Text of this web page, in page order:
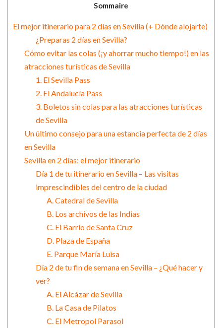
Sommaire
El mejor itinerario para 2 días en Sevilla (+ Dónde alojarte)
¿Preparas 2 días en Sevilla?
Cómo evitar las colas (¡y ahorrar mucho tiempo!) en las
atracciones turísticas de Sevilla
1. El Sevilla Pass
2. El Andalucía Pass
3. Boletos sin colas para las atracciones turísticas
de Sevilla
Un último consejo para una estancia perfecta de 2 días
en Sevilla
Sevilla en 2 días: el mejor itinerario
Día 1 de tu itinerario en Sevilla – Las visitas
imprescindibles del centro de la ciudad
A. Catedral de Sevilla
B. Los archivos de las Indias
C. El Barrio de Santa Cruz
D. Plaza de España
E. Parque María Luisa
Día 2 de tu fin de semana en Sevilla – ¿Qué hacer y
ver?
A. El Alcázar de Sevilla
B. La Casa de Pilatos
C. El Metropol Parasol